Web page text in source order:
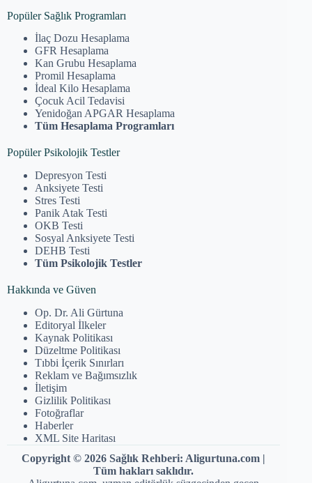
Popüler Sağlık Programları
İlaç Dozu Hesaplama
GFR Hesaplama
Kan Grubu Hesaplama
Promil Hesaplama
İdeal Kilo Hesaplama
Çocuk Acil Tedavisi
Yenidoğan APGAR Hesaplama
Tüm Hesaplama Programları
Popüler Psikolojik Testler
Depresyon Testi
Anksiyete Testi
Stres Testi
Panik Atak Testi
OKB Testi
Sosyal Anksiyete Testi
DEHB Testi
Tüm Psikolojik Testler
Hakkında ve Güven
Op. Dr. Ali Gürtuna
Editoryal İlkeler
Kaynak Politikası
Düzeltme Politikası
Tıbbi İçerik Sınırları
Reklam ve Bağımsızlık
İletişim
Gizlilik Politikası
Fotoğraflar
Haberler
XML Site Haritası
Copyright © 2026 Sağlık Rehberi: Aligurtuna.com |
Tüm hakları saklıdır.